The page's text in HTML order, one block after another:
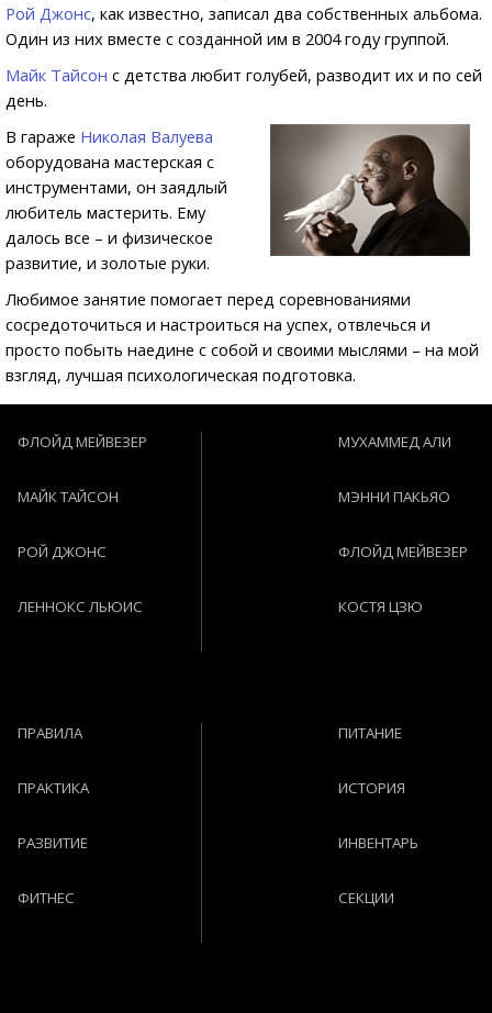
Рой Джонс, как известно, записал два собственных альбома.
Один из них вместе с созданной им в 2004 году группой.
Майк Тайсон с детства любит голубей, разводит их и по сей
день.
В гараже Николая Валуева
оборудована мастерская с
инструментами, он заядлый
любитель мастерить. Ему
далось все – и физическое
развитие, и золотые руки.
Любимое занятие помогает перед соревнованиями
сосредоточиться и настроиться на успех, отвлечься и
просто побыть наедине с собой и своими мыслями – на мой
взгляд, лучшая психологическая подготовка.
ФЛОЙД МЕЙВЕЗЕР
МАЙК ТАЙСОН
РОЙ ДЖОНС
ЛЕННОКС ЛЬЮИС
МУХАММЕД АЛИ
МЭННИ ПАКЬЯО
ФЛОЙД МЕЙВЕЗЕР
КОСТЯ ЦЗЮ
ПРАВИЛА
ПРАКТИКА
РАЗВИТИЕ
ФИТНЕС
ПИТАНИЕ
ИСТОРИЯ
ИНВЕНТАРЬ
СЕКЦИИ